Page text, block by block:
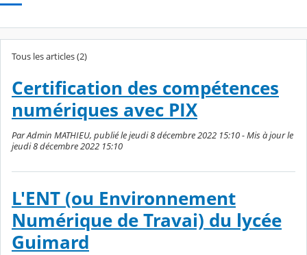
Tous les articles (2)
Certification des compétences
numériques avec PIX
Par Admin MATHIEU, publié le jeudi 8 décembre 2022 15:10 - Mis à jour le
jeudi 8 décembre 2022 15:10
L'ENT (ou Environnement
Numérique de Travai) du lycée
Guimard